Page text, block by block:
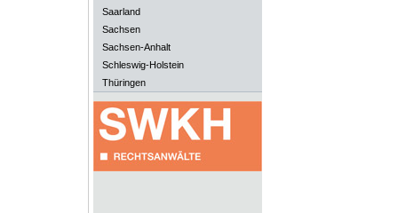
Saarland
Sachsen
Sachsen-Anhalt
Schleswig-Holstein
Thüringen